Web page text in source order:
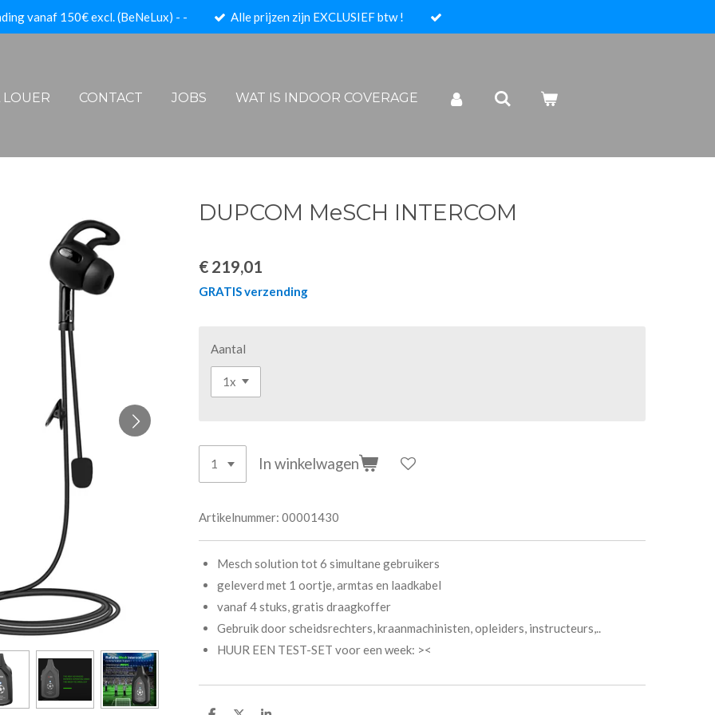
vanaf 150€ excl. (BeNeLux) - - Alle prijzen zijn EXCLUSIEF btw !
CONTACT JOBS WAT IS INDOOR COVERAGE
DUPCOM MeSCH INTERCOM
€ 219,01
GRATIS verzending
Aantal
In winkelwagen
Artikelnummer: 00001430
Mesch solution tot 6 simultane gebruikers
geleverd met 1 oortje, armtas en laadkabel
vanaf 4 stuks, gratis draagkoffer
Gebruik door scheidsrechters, kraanmachinisten, opleiders, instructeurs,..
HUUR EEN TEST-SET voor een week: ><